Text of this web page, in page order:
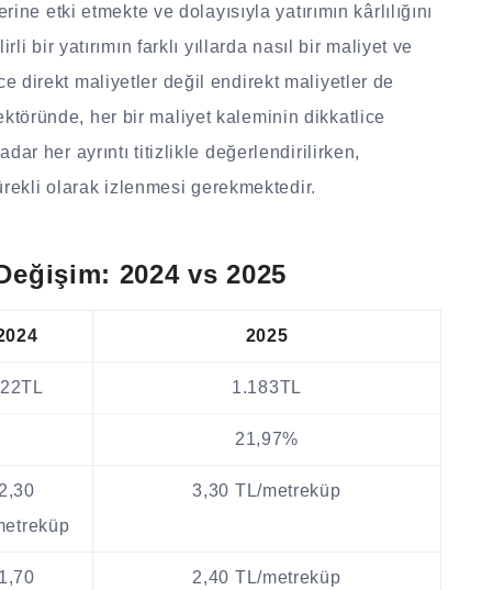
etki etmekte ve dolayısıyla yatırımın kârlılığını
bir yatırımın farklı yıllarda nasıl bir maliyet ve
direkt maliyetler değil endirekt maliyetler de
her bir maliyet kaleminin dikkatlice
her ayrıntı titizlikle değerlendirilirken,
olarak izlenmesi gerekmektedir.
2024 vs 2025
2025
1.183TL
21,97%
2,30
3,30 TL/metreküp
1,70
2,40 TL/metreküp